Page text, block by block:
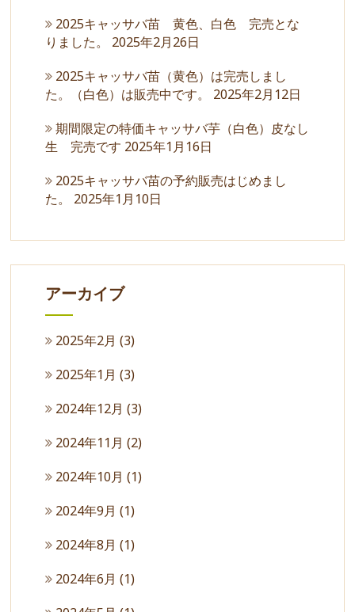
2025キャッサバ苗 黄色、白色 完売とな
りました。
2025年2月26日
2025キャッサバ苗（黄色）は完売しまし
た。（白色）は販売中です。
2025年2月12日
期間限定の特価キャッサバ芋（白色）皮なし
生 完売です 2025年1月16日
2025キャッサバ苗の予約販売はじめまし
た。
2025年1月10日
アーカイブ
2025年2月 (3)
2025年1月 (3)
2024年12月 (3)
2024年11月 (2)
2024年10月 (1)
2024年9月 (1)
2024年8月 (1)
2024年6月 (1)